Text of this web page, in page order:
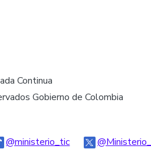
Continua
Gobierno de Colombia
@ministerio_ticLogo Tiktok